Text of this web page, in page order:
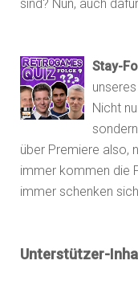
sind? Nun, auch
Stay-
Nicht
über Premiere also,
immer kommen die
immer schenken
Unterstützer-